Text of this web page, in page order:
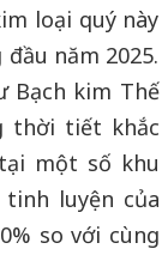
loại quý này
năm 2025.
Bạch kim Thế
thời tiết khắc
một số khu
luyện của
so với cùng